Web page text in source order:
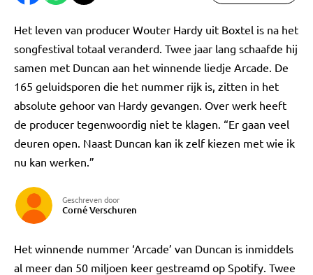
Het leven van producer Wouter Hardy uit Boxtel is na het
songfestival totaal veranderd. Twee jaar lang schaafde hij
samen met Duncan aan het winnende liedje Arcade. De
165 geluidsporen die het nummer rijk is, zitten in het
absolute gehoor van Hardy gevangen. Over werk heeft
de producer tegenwoordig niet te klagen. “Er gaan veel
deuren open. Naast Duncan kan ik zelf kiezen met wie ik
nu kan werken.”
Geschreven door
Corné Verschuren
Het winnende nummer ‘Arcade’ van Duncan is inmiddels
al meer dan 50 miljoen keer gestreamd op Spotify. Twee